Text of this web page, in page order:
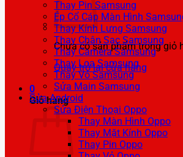
Chưa có sản phẩm trong giỏ
Quay trở lại cửa hàng
0
Giỏ hàng
Thay Pin Samsung
Ép Cổ Cáp Màn Hình
Thay Kính Lưng Samsung
Thay Chân Sạc Samsung
Thay Camera Samsung
Thay Loa Samsung
Thay Vỏ Samsung
Sửa Main Samsung
Sửa Android
Sửa Điện Thoại Oppo
Thay Màn Hình Oppo
Thay Mặt Kính Oppo
Thay Pin Oppo